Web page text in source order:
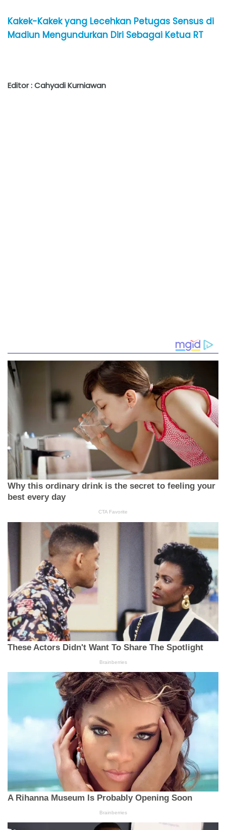
Kakek-Kakek yang Lecehkan Petugas Sensus di
Madiun Mengundurkan Diri Sebagai Ketua RT
Editor : Cahyadi Kurniawan